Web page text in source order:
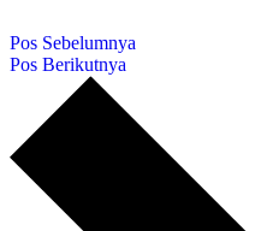
Pos Sebelumnya
Pos Berikutnya